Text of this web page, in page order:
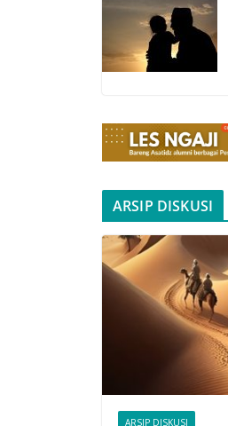
ARSIP DISKUSI
ARSIP DISKUSI